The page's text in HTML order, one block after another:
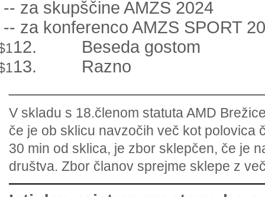
-- za skupščine AMZS 2024
-- za konferenco AMZS SPORT
12. Beseda gostom
13.
Razno
V skladu s 18.členom statuta AMD
če je ob sklicu navzočih več kot polovica
30 min od sklica, je zbor sklepčen, če je
društva. Zbor članov sprejme sklepe z